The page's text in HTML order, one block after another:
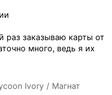
раз заказываю карты от
много, ведь я их
Ivory / Магнат